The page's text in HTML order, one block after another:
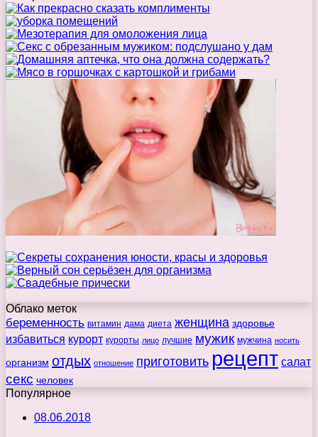
Облако меток
беременность витамин дама диета женщина здоровье
избавиться курорт курорты лицо лучшие мужик мужчина носить
организм отдых отношение приготовить рецепт салат
секс человек
Популярное
08.06.2018